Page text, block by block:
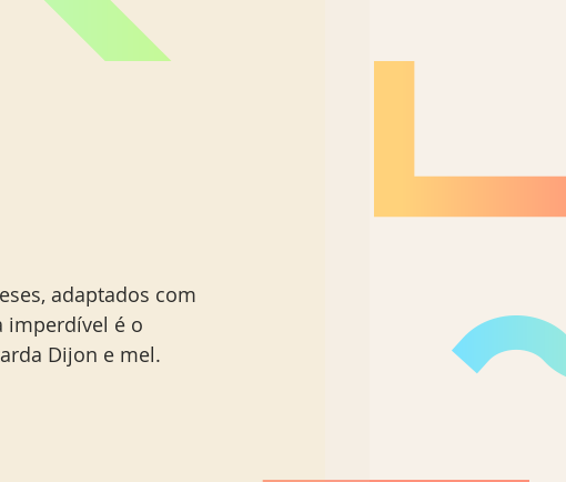
adaptados com
imperdível é o
Dijon e mel.